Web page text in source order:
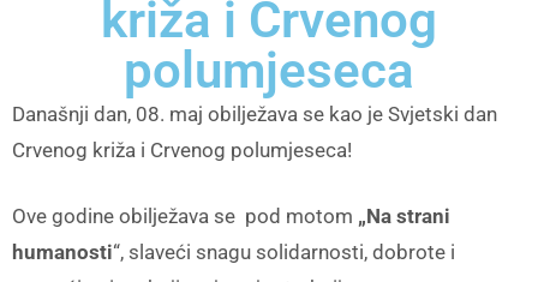
križa i Crvenog
polumjeseca
Današnji dan, 08. maj obilježava se kao je Svjetski dan
Crvenog križa i Crvenog polumjeseca!
Ove godine obilježava se pod motom „Na strani
humanosti“, slaveći snagu solidarnosti, dobrote i